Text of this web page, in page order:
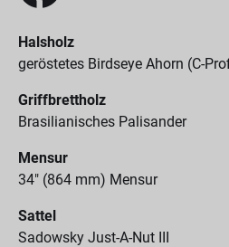
Halsholz
geröstetes Birdseye Ahorn (C-
Griffbrettholz
Brasilianisches Palisander
Mensur
34" (864 mm) Mensur
Sattel
Sadowsky Just-A-Nut III